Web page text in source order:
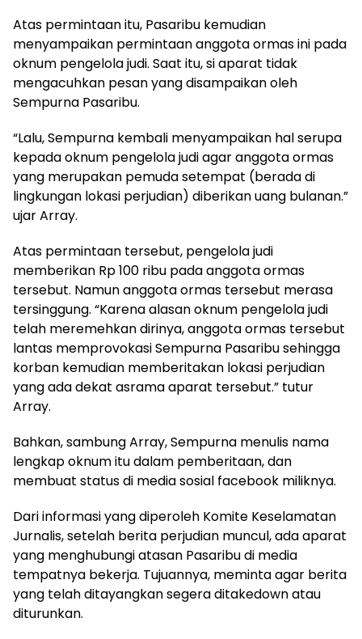
Atas permintaan itu, Pasaribu kemudian
menyampaikan permintaan anggota ormas ini pada
oknum pengelola judi. Saat itu, si aparat tidak
mengacuhkan pesan yang disampaikan oleh
Sempurna Pasaribu.
“Lalu, Sempurna kembali menyampaikan hal serupa
kepada oknum pengelola judi agar anggota ormas
yang merupakan pemuda setempat (berada di
lingkungan lokasi perjudian) diberikan uang bulanan.”
ujar Array.
Atas permintaan tersebut, pengelola judi
memberikan Rp 100 ribu pada anggota ormas
tersebut. Namun anggota ormas tersebut merasa
tersinggung. “Karena alasan oknum pengelola judi
telah meremehkan dirinya, anggota ormas tersebut
lantas memprovokasi Sempurna Pasaribu sehingga
korban kemudian memberitakan lokasi perjudian
yang ada dekat asrama aparat tersebut.” tutur
Array.
Bahkan, sambung Array, Sempurna menulis nama
lengkap oknum itu dalam pemberitaan, dan
membuat status di media sosial facebook miliknya.
Dari informasi yang diperoleh Komite Keselamatan
Jurnalis, setelah berita perjudian muncul, ada aparat
yang menghubungi atasan Pasaribu di media
tempatnya bekerja. Tujuannya, meminta agar berita
yang telah ditayangkan segera ditakedown atau
diturunkan.